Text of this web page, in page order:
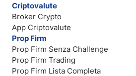
Criptovalute
Broker Crypto
App Criptovalute
Prop Firm
Prop Firm Senza Challenge
Prop Firm Trading
Prop Firm Lista Completa